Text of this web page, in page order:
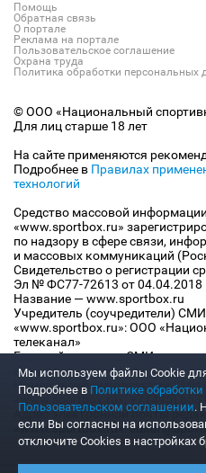
Помощь
Обратная связь
О портале
Реклама на портале
Пользовательское соглашение
Охрана труда
Политика обработки персональных
© ООО «Национальный
Для лиц старше 18 лет
На сайте применяются
Подробнее в Правилах
технологий
Средство массовой
«www.sportbox.ru»
по надзору в сфере связи,
и массовых коммуникаций
Свидетельство о регистрации
Эл № ФС77-72613 от 04.04.2018
Название — www.sportbox.ru
Учредитель (соучредители) СМИ
«www.sportbox.ru»: ООО
телеканал»
Главный редактор СМИ
Конов В.А.
Номер телефона редакции СМИ
«www.sportbox.ru»: +7 (495) 653
Адрес электронной почты
«www.sportbox.ru»:
Мы используем файлы Сookie для
Подробнее в Политике
Пользовательском соглашении.
если Вы согласны на
отключите Cookies в настройках